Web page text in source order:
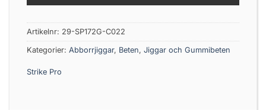
Artikelnr: 29-SP172G-C022
Kategorier: Abborrjiggar, Beten, Jiggar och Gummibeten
Strike Pro